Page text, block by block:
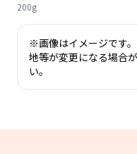
200g
※画像はイメージです
地等が変更になる場合
い。